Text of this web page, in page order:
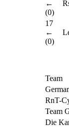
←
(0)
17
←
(0)
Team
RnT-
Team
Die